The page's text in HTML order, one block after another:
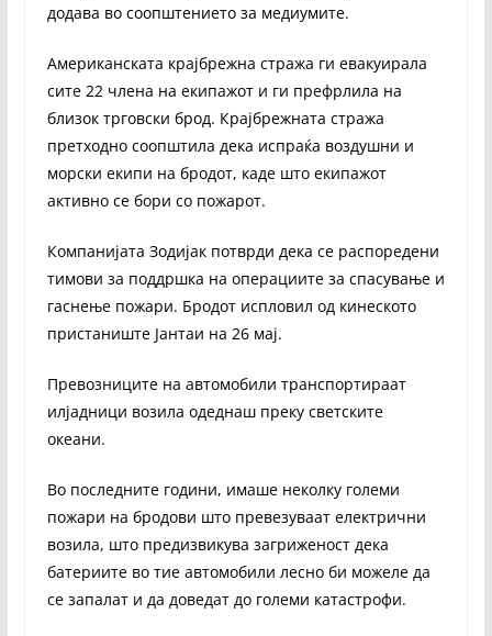
додава во соопштението за медиумите.
Американската крајбрежна стража ги евакуирала
сите 22 члена на екипажот и ги префрлила на
близок трговски брод. Крајбрежната стража
претходно соопштила дека испраќа воздушни и
морски екипи на бродот, каде што екипажот
активно се бори со пожарот.
Компанијата Зодијак потврди дека се распоредени
тимови за поддршка на операциите за спасување и
гаснење пожари. Бродот испловил од кинеското
пристаниште Јантаи на 26 мај.
Превозниците на автомобили транспортираат
илјадници возила одеднаш преку светските
океани.
Во последните години, имаше неколку големи
пожари на бродови што превезуваат електрични
возила, што предизвикува загриженост дека
батериите во тие автомобили лесно би можеле да
се запалат и да доведат до големи катастрофи.